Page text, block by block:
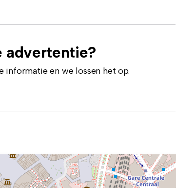
advertentie?
informatie en we lossen het op.